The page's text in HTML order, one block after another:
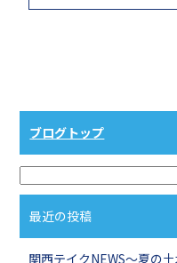
ブログトップ
最近の投稿
関西テイクNEWS～夏の